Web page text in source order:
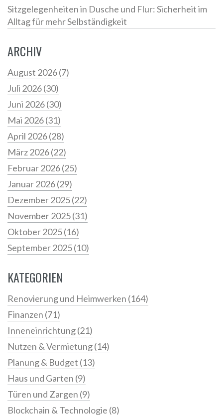
Sitzgelegenheiten in Dusche und Flur: Sicherheit im
Alltag für mehr Selbständigkeit
ARCHIV
August 2026(7)
Juli 2026(30)
Juni 2026(30)
Mai 2026(31)
April 2026(28)
März 2026(22)
Februar 2026(25)
Januar 2026(29)
Dezember 2025(22)
November 2025(31)
Oktober 2025(16)
September 2025(10)
KATEGORIEN
Renovierung und Heimwerken (164)
Finanzen (71)
Inneneinrichtung(21)
Nutzen & Vermietung(14)
Planung & Budget (13)
Haus und Garten (9)
Türen und Zargen (9)
Blockchain & Technologie (8)